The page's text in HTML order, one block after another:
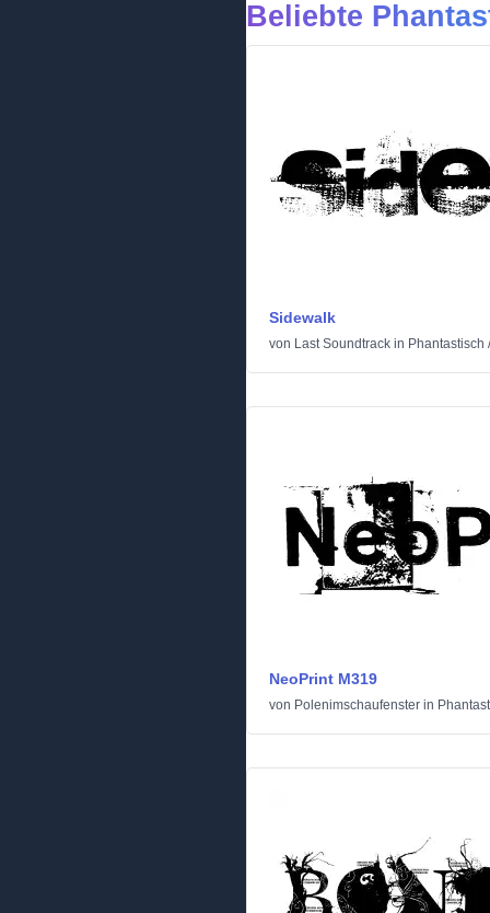
Beliebte
Sidewalk
von Last Soundtrack in Phantastisch
NeoPrint M319
von Polenimschaufenster in